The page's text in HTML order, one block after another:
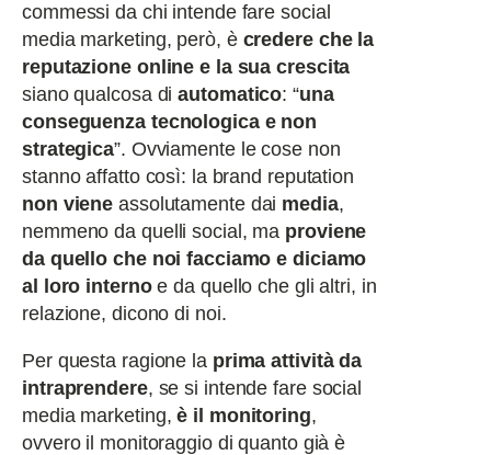
commessi da chi intende fare social
media marketing, però, è credere che la
reputazione online e la sua crescita
siano qualcosa diautomatico: “una
conseguenza tecnologica e non
strategica”. Ovviamente le cose non
stanno affatto così: la brand reputation
non viene assolutamente dai media,
nemmeno da quelli social, ma proviene
da quello che noi facciamo e diciamo
al loro internoe da quello che gli altri, in
relazione, dicono di noi.
Per questa ragione la prima attività da
intraprendere, se si intende fare social
media marketing,è il monitoring,
ovvero il monitoraggio di quanto già è